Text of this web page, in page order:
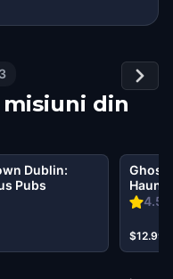
3
din
Dublin:
Pubs
4.56
$12.99